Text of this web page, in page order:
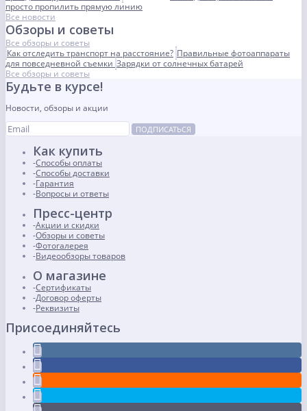
просто пропилить прямую линию
Все новости
Обзоры и советы
Все обзоры и советы
Как отследить транспорт на расстояние? Правильные фотоаппараты
для повседневной съемки Зарядки от солнечных батарей
Все обзоры и советы
Будьте в курсе!
Новости, обзоры и акции
ПОДПИСАТЬСЯ
Как купить
Способы оплаты
Способы доставки
Гарантия
Вопросы и ответы
Пресс-центр
Акции и скидки
Обзоры и советы
Фотогалерея
Видеообзоры товаров
О магазине
Сертификаты
Договор оферты
Реквизиты
Присоединяйтесь